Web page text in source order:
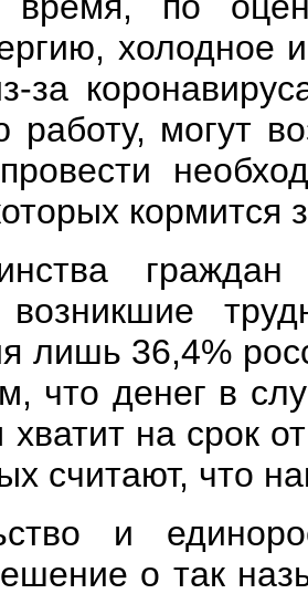
холодное
за
работу, могут
кормится
возникшие
лишь 36,4%
что денег в
на срок
считают, что
и
о так